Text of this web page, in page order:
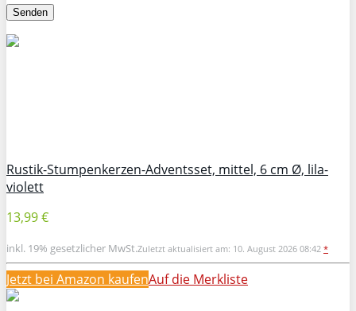
Rustik-Stumpenkerzen-Adventsset, mittel, 6 cm Ø, lila-
violett
13,99 €
inkl. 19% gesetzlicher MwSt.Zuletzt aktualisiert am: 10. August 2026 08:42 *
Jetzt bei Amazon kaufenAuf die Merkliste